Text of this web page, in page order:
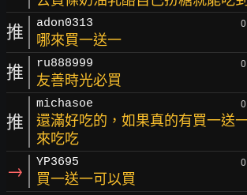
推 adon0313
哪來買一送一
推 ru888999
友善時光必買
推
michasoe
還滿好吃的，如果真的有買一送
來吃吃
→ YP3695
買一送一可以買